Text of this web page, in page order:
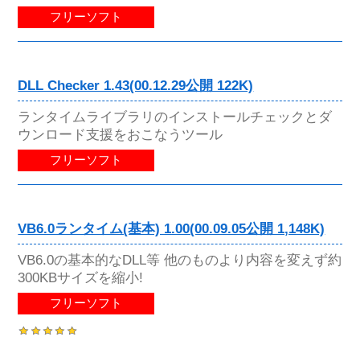
フリーソフト
DLL Checker 1.43(00.12.29公開 122K)
ランタイムライブラリのインストールチェックとダ
ウンロード支援をおこなうツール
フリーソフト
VB6.0ランタイム(基本) 1.00(00.09.05公開 1,148K)
VB6.0の基本的なDLL等 他のものより内容を変えず約
300KBサイズを縮小!
フリーソフト